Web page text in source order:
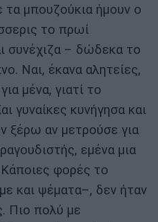
τα μπουζούκια ήμουν ο
το πρωί
συνέχιζα – δώδεκα το
Ναι, έκανα αλητείες,
μένα, γιατί το
γυναίκες κυνήγησα και
ξέρω αν μετρούσε για
εμένα μια
φορές το
και ψέματα–, δεν ήταν
Πιο πολύ με